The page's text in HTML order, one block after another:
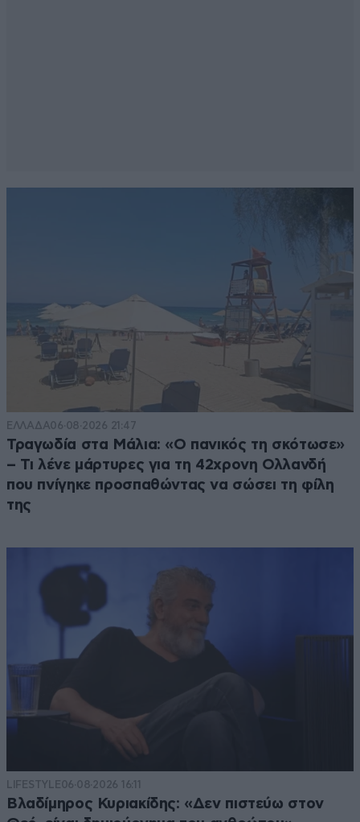
ΕΛΛΑΔΑ06·08·2026 21:47
Τραγωδία στα Μάλια: «Ο πανικός τη σκότωσε»
– Τι λένε μάρτυρες για τη 42χρονη Ολλανδή
που πνίγηκε προσπαθώντας να σώσει τη φίλη
της
LIFESTYLE06·08·2026 16:11
Βλαδίμηρος Κυριακίδης: «Δεν πιστεύω στον